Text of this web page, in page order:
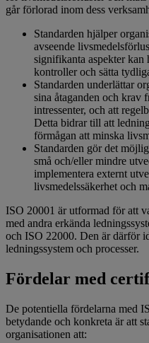
går förlorad inom dess
Standarden hjälper
avseende
signifikanta aspekter kan
kontroller och sätta
Standarden underlättar
sina åtaganden och krav
intressenter, och att
Detta bidrar till att
förmågan att minska
Standarden gör det
små och/eller mindre
implementera externt
livsmedelssäkerhet och
ISO 20001 är utformad för att
med andra erkända
och ISO 22000. Den är därför
ledningssystem och processer.
Fördelar med
De potentiella fördelarna med
betydande och konkreta är att
organisationen att: